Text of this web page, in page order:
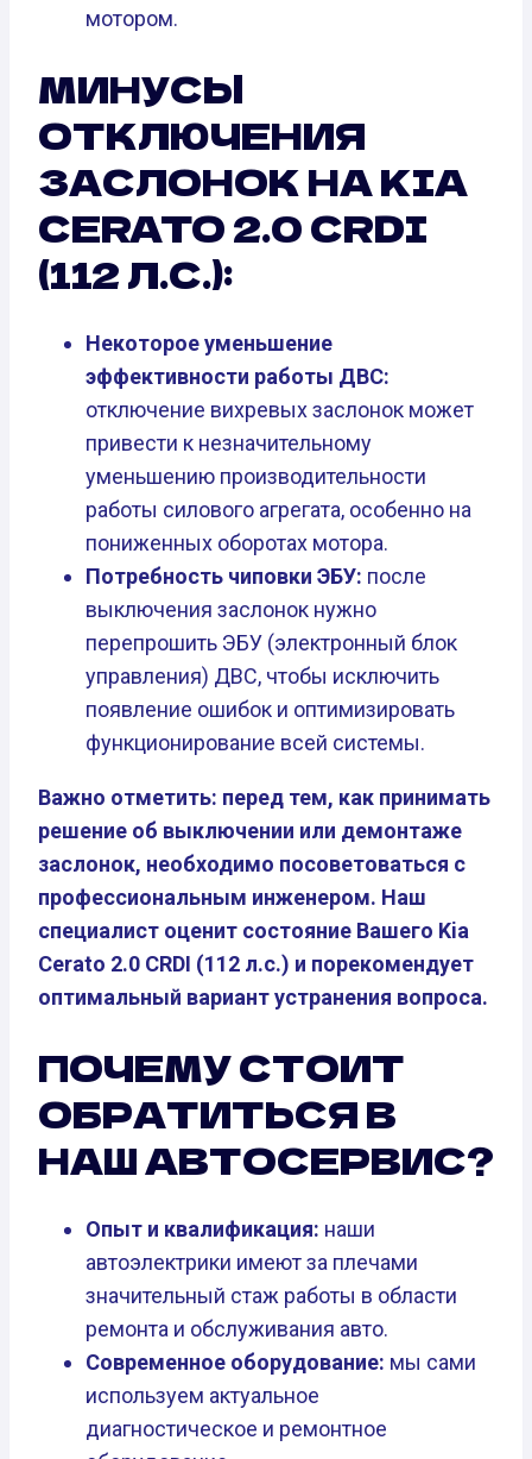
мотором.
МИНУСЫ
ОТКЛЮЧЕНИЯ
ЗАСЛОНОК НА KIA
CERATO 2.0 CRDI
(112 Л.С.):
Некоторое уменьшение
эффективности работы ДВС:
отключение вихревых заслонок может
привести к незначительному
уменьшению производительности
работы силового агрегата, особенно на
пониженных оборотах мотора.
Потребность чиповки ЭБУ: после
выключения заслонок нужно
перепрошить ЭБУ (электронный блок
управления) ДВС, чтобы исключить
появление ошибок и оптимизировать
функционирование всей системы.
Важно отметить: перед тем, как принимать
решение об выключении или демонтаже
заслонок, необходимо посоветоваться с
профессиональным инженером. Наш
специалист оценит состояние Вашего Kia
Cerato 2.0 CRDI (112 л.с.) и порекомендует
оптимальный вариант устранения вопроса.
ПОЧЕМУ СТОИТ
ОБРАТИТЬСЯ В
НАШ АВТОСЕРВИС?
Опыт и квалификация: наши
автоэлектрики имеют за плечами
значительный стаж работы в области
ремонта и обслуживания авто.
Современное оборудование: мы сами
используем актуальное
диагностическое и ремонтное